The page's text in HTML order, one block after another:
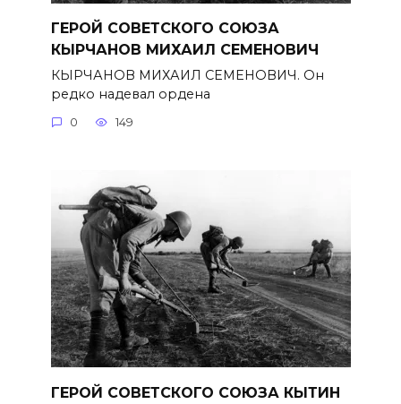
ГЕРОЙ СОВЕТСКОГО СОЮЗА
КЫРЧАНОВ МИХАИЛ СЕМЕНОВИЧ
КЫРЧАНОВ МИХАИЛ СЕМЕНОВИЧ. Он
редко надевал ордена
0 149
ГЕРОЙ СОВЕТСКОГО СОЮЗА КЫТИН